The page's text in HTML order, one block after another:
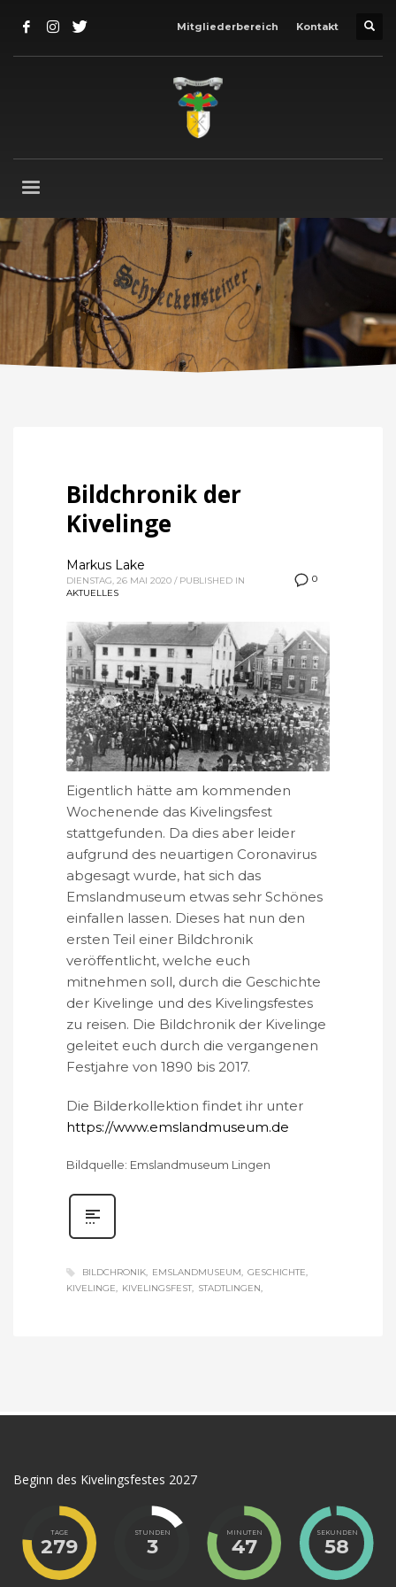
Mitgliederbereich Kontakt
Bildchronik der
Kivelinge
0
Markus Lake
DIENSTAG, 26 MAI 2020 / PUBLISHED IN
AKTUELLES
Eigentlich hätte am kommenden
Wochenende das Kivelingsfest
stattgefunden. Da dies aber leider
aufgrund des neuartigen Coronavirus
abgesagt wurde, hat sich das
Emslandmuseum etwas sehr Schönes
einfallen lassen. Dieses hat nun den
ersten Teil einer Bildchronik
veröffentlicht, welche euch
mitnehmen soll, durch die Geschichte
der Kivelinge und des Kivelingsfestes
zu reisen. Die Bildchronik der Kivelinge
geleitet euch durch die vergangenen
Festjahre von 1890 bis 2017.
Die Bilderkollektion findet ihr unter
https://www.emslandmuseum.de
Bildquelle: Emslandmuseum Lingen
BILDCHRONIK EMSLANDMUSEUM
GESCHICHTE
KIVELINGE
KIVELINGSFEST STADTLINGEN
Beginn des Kivelingsfestes 2027
TAGE
279
STUNDEN
3
MINUTEN
47
SEKUNDEN
58